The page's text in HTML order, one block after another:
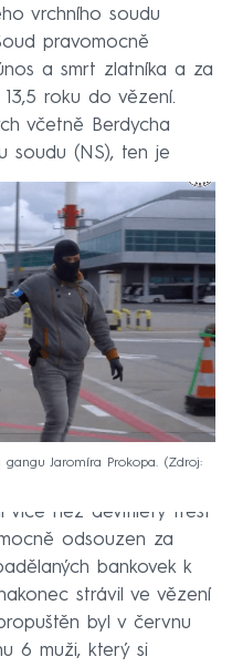
vrchního soudu
pravomocně
a smrt zlatníka a za
roku do vězení.
včetně Berdycha
soudu (NS), ten je
Jaromíra Prokopa.
Zdroj:
více než devítiletý trest
odsouzen za
bankovek k
strávil ve vězení
byl v červnu
6 muži, který si